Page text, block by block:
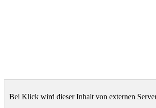
Bei Klick wird dieser Inhalt von externen